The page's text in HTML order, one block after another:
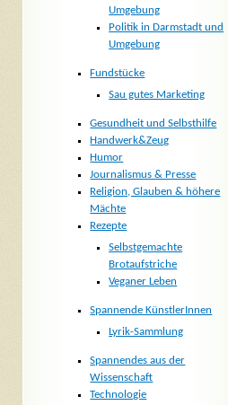
Umgebung
Politik in Darmstadt und
Umgebung
Fundstücke
Sau gutes Marketing
Gesundheit und Selbsthilfe
Handwerk&Zeug
Humor
Journalismus & Presse
Religion, Glauben & höhere
Mächte
Rezepte
Selbstgemachte
Brotaufstriche
Veganer Leben
Spannende KünstlerInnen
Lyrik-Sammlung
Spannendes aus der
Wissenschaft
Technologie